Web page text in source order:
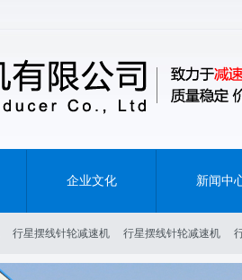
企业文化 新闻中
行星摆线针轮减速机 行星摆线针轮减速机